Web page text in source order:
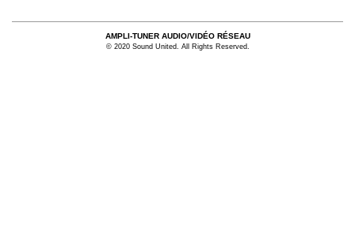
AMPLI-TUNER AUDIO/VIDÉO RÉSEAU
© 2020 Sound United. All Rights Reserved.